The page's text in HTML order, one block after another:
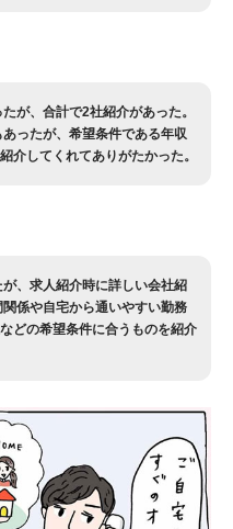
が、合計で2社紹介があった。
ったが、希望条件である年収
介してくれてありがたかった。
、求人紹介時に詳しい会社紹
係や自宅から通いやすい勤務
どの希望条件に合うものを紹介